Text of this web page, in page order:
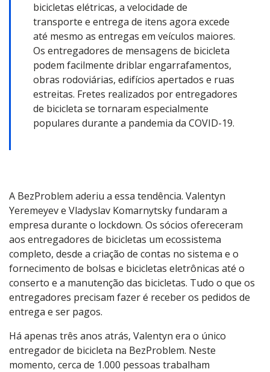
bicicletas elétricas, a velocidade de
transporte e entrega de itens agora excede
até mesmo as entregas em veículos maiores.
Os entregadores de mensagens de bicicleta
podem facilmente driblar engarrafamentos,
obras rodoviárias, edifícios apertados e ruas
estreitas. Fretes realizados por entregadores
de bicicleta se tornaram especialmente
populares durante a pandemia da COVID-19.
A BezProblem aderiu a essa tendência. Valentyn
Yeremeyev e Vladyslav Komarnytsky fundaram a
empresa durante o lockdown. Os sócios ofereceram
aos entregadores de bicicletas um ecossistema
completo, desde a criação de contas no sistema e o
fornecimento de bolsas e bicicletas eletrônicas até o
conserto e a manutenção das bicicletas. Tudo o que os
entregadores precisam fazer é receber os pedidos de
entrega e ser pagos.
Há apenas três anos atrás, Valentyn era o único
entregador de bicicleta na BezProblem. Neste
momento, cerca de 1.000 pessoas trabalham